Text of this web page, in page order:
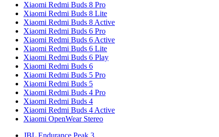
Xiaomi Redmi Buds 8 Pro
Xiaomi Redmi Buds 8 Lite
Xiaomi Redmi Buds 8 Active
Xiaomi Redmi Buds 6 Pro
Xiaomi Redmi Buds 6 Active
Xiaomi Redmi Buds 6 Lite
Xiaomi Redmi Buds 6 Play
Xiaomi Redmi Buds 6
Xiaomi Redmi Buds 5 Pro
Xiaomi Redmi Buds 5
Xiaomi Redmi Buds 4 Pro
Xiaomi Redmi Buds 4
Xiaomi Redmi Buds 4 Active
Xiaomi OpenWear Stereo
JBL Endurance Peak 3